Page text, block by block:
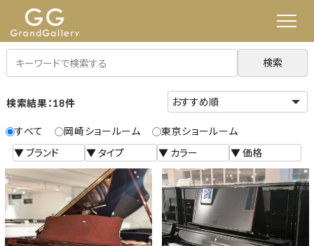
検索
検索結果：18件
すべて 岡崎ショールーム 東京ショールーム